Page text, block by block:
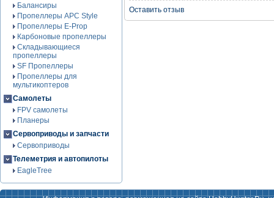
Балансиры
Пропеллеры APC Style
Пропеллеры E-Prop
Карбоновые пропеллеры
Складывающиеся
пропеллеры
SF Пропеллеры
Пропеллеры для
мультикоптеров
Самолеты
FPV самолеты
Планеры
Сервоприводы и запчасти
Сервоприводы
Телеметрия и автопилоты
EagleTree
Оставить отзыв